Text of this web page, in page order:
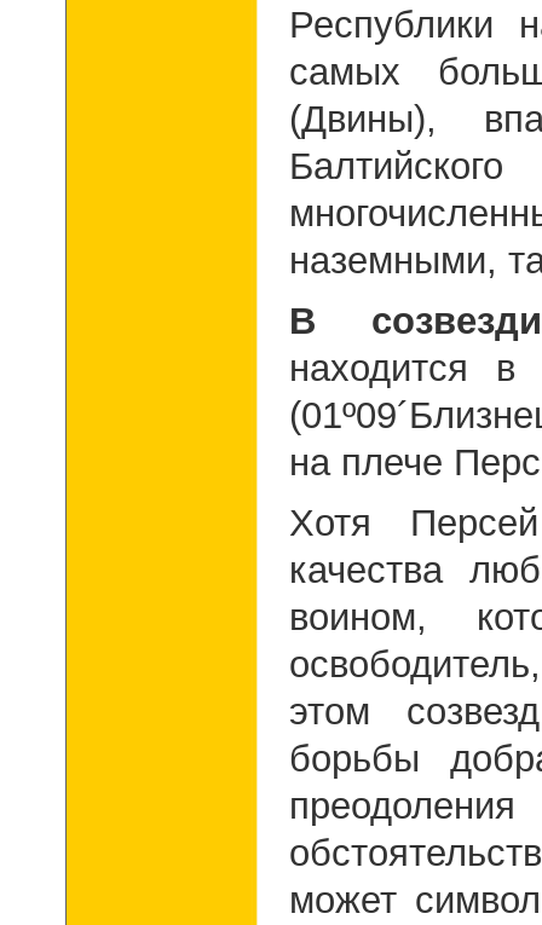
Республики
самых
(Двины),
наземными,
В
находится
на плече
Хотя
качества
воином,
этом
борьбы
может